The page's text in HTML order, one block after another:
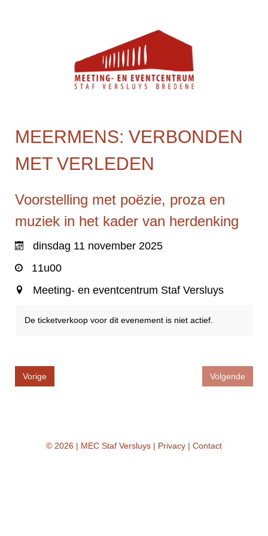
MEERMENS: VERBONDEN
MET VERLEDEN
Voorstelling met poëzie, proza en
muziek in het kader van herdenking
dinsdag 11 november 2025
11u00
Meeting- en eventcentrum Staf Versluys
De ticketverkoop voor dit evenement is niet actief.
Vorige Volgende
© 2026 | MEC Staf Versluys | Privacy | Contact